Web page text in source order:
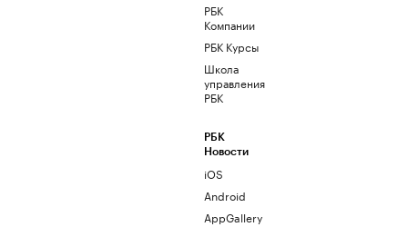
РБК
Компании
РБК Курсы
Школа
управления
РБК
РБК
Новости
iOS
Android
AppGallery